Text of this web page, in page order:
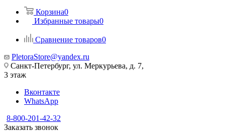
Корзина0
Избранные товары0
Сравнение товаров0
PletoraStore@yandex.ru
Санкт-Петербург, ул. Меркурьева, д. 7,
3 этаж
Вконтакте
WhatsApp
8-800-201-42-32
Заказать звонок